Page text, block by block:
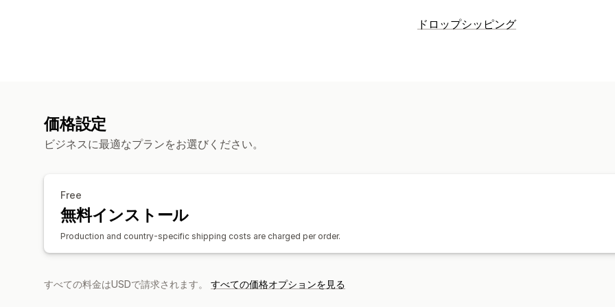
商品のカスタマイズ
ドロップシッピング
価格設定
ビジネスに最適なプランをお選びください。
Free
無料インストール
Production and country-specific shipping costs are charged per order.
すべての料金はUSDで請求されます。 すべての価格オプションを見る